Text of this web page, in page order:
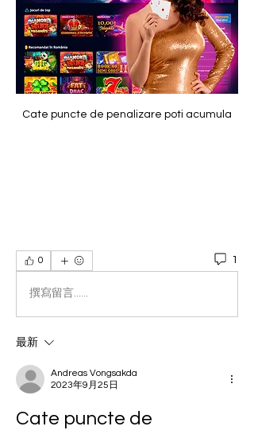
Cate puncte de penalizare poti acumula
0 1
撰寫留言......
最新
Andreas Vongsakda
2023年9月25日
Cate puncte de